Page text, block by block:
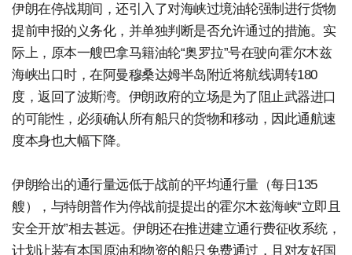
伊朗在停战期间，还引入了对海峡过境油轮强制进行货物
提前申报的义务化，并单独判断是否允许通过的措施。实
际上，原本一艘巴拿马籍油轮“奥罗拉”号在驶向霍尔木兹
海峡出口时，在阿曼穆桑达姆半岛附近将航线调转180
度，返回了波斯湾。伊朗政府的立场是为了阻止武器进口
的可能性，必须确认所有船只的货物和移动，因此通航速
度本身也大幅下降。
伊朗给出的通行量远低于战前的平均通行量（每日135
艘），与特朗普作为停战前提提出的霍尔木兹海峡“立即且
安全开放”相去甚远。伊朗还在推进建立通行费征收系统，
计划让装有本国原油和物资的船只免费通过，且对友好国